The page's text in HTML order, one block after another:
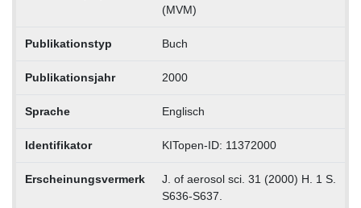
(MVM)
Publikationstyp Buch
Publikationsjahr 2000
Sprache Englisch
Identifikator KITopen-ID: 11372000
Erscheinungsvermerk
J. of aerosol sci. 31 (2000) H. 1 S.
S636-S637.